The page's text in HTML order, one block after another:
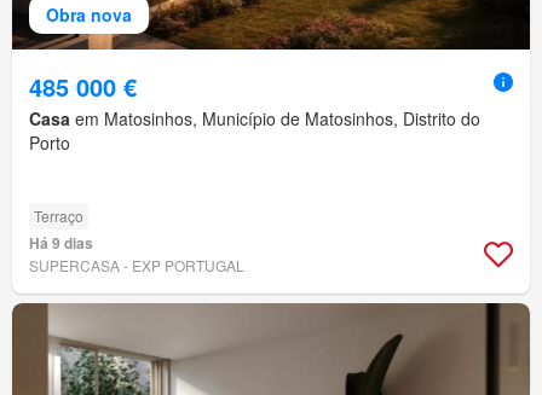
Obra nova
485 000 €
Casa em Matosinhos, Município de Matosinhos, Distrito do
Porto
Terraço
Há 9 dias
SUPERCASA - EXP PORTUGAL